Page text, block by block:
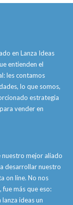
en Lanza Ideas
entienden el
les contamos
lo que somos,
estrategia
vender en
nuestro mejor aliado
desarrollar nuestro
on line. No nos
fue más que eso:
ideas un